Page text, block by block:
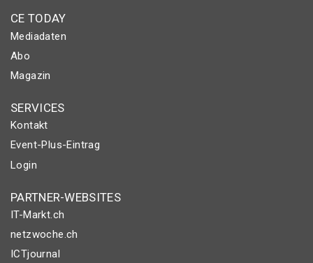
CE TODAY
Mediadaten
Abo
Magazin
SERVICES
Kontakt
Event-Plus-Eintrag
Login
PARTNER-WEBSITES
IT-Markt.ch
netzwoche.ch
ICTjournal